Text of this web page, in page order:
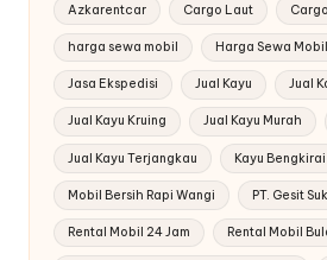
Azkarentcar Cargo Laut
harga sewa mobil Harga Sewa
Jasa Ekspedisi Jual Kayu Jual
Jual Kayu Kruing Jual Kayu Murah
Jual Kayu Terjangkau Kayu Bengkirai
Mobil Bersih Rapi Wangi PT. Gesit
Rental Mobil 24 Jam Rental Mobil